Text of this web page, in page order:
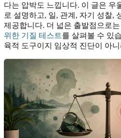
다는 압박도 느낍니다. 이 글은 우
로 설명하고, 일, 관계, 자기 성찰,
제공합니다. 더 넓은 출발점으로는
위한 기질 테스트를 살펴볼 수 있
육적 도구이지 임상적 진단이 아